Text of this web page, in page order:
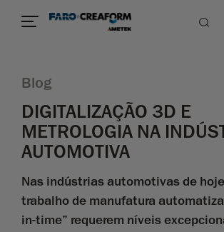
Blog
DIGITALIZAÇÃO 3D E
METROLOGIA NA
AUTOMOTIVA
Nas indústrias automotivas de
trabalho de manufatura
in-time” requerem níveis